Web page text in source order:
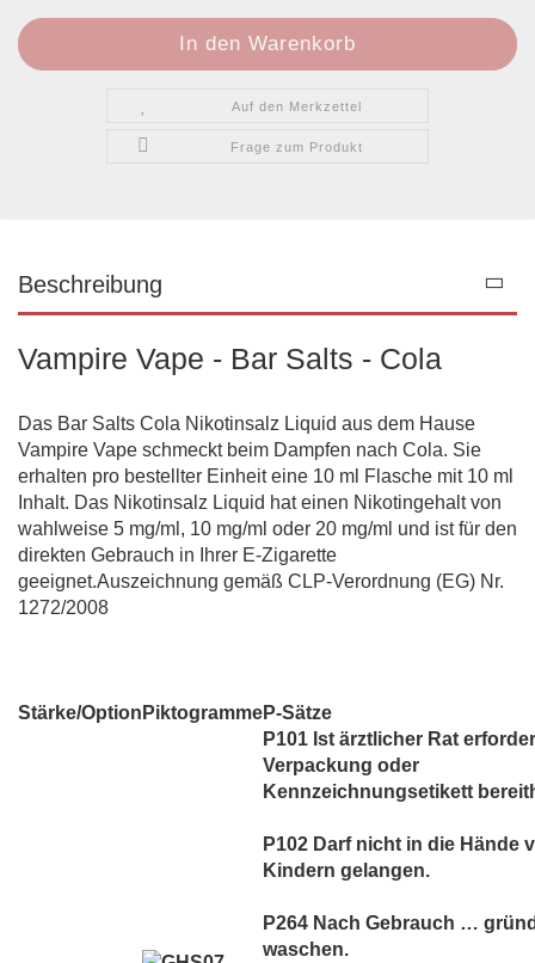
Auf den Merkzettel
Frage zum Produkt
Beschreibung
Vampire Vape - Bar Salts - Cola
Das Bar Salts Cola Nikotinsalz Liquid aus dem Hause
Vampire Vape schmeckt beim Dampfen nach Cola. Sie
erhalten pro bestellter Einheit eine 10 ml Flasche mit 10 ml
Inhalt. Das Nikotinsalz Liquid hat einen Nikotingehalt von
wahlweise 5 mg/ml, 10 mg/ml oder 20 mg/ml und ist für den
direkten Gebrauch in Ihrer E-Zigarette
geeignet.Auszeichnung gemäß CLP-Verordnung (EG) Nr.
1272/2008
Stärke/Option PiktogrammeP-Sätze
P101 Ist ärztlicher Rat
Verpackung oder
Kennzeichnungsetikett
P102 Darf nicht in die Hände
Kindern gelangen.
P264 Nach Gebrauch …
waschen.